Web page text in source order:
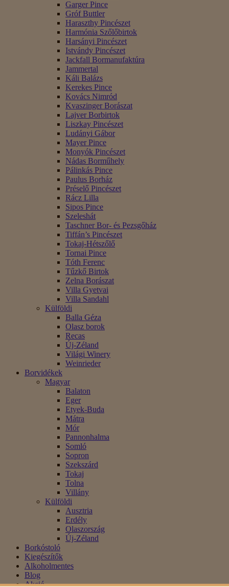
Garger Pince
Gróf Buttler
Haraszthy Pincészet
Harmónia Szőlőbirtok
Harsányi Pincészet
Istvándy Pincészet
Jackfall Bormanufaktúra
Jammertal
Káli Balázs
Kerekes Pince
Kovács Nimród
Kvaszinger Borászat
Lajver Borbirtok
Liszkay Pincészet
Ludányi Gábor
Mayer Pince
Monyók Pincészet
Nádas Borműhely
Pálinkás Pince
Paulus Borház
Préselő Pincészet
Rácz Lilla
Sipos Pince
Szeleshát
Taschner Bor- és Pezsgőház
Tiffán’s Pincészet
Tokaj-Hétszőlő
Tornai Pince
Tóth Ferenc
Tűzkő Birtok
Zelna Borászat
Villa Gyetvai
Villa Sandahl
Külföldi
Balla Géza
Olasz borok
Recas
Új-Zéland
Világi Winery
Weinrieder
Borvidékek
Magyar
Balaton
Eger
Etyek-Buda
Mátra
Mór
Pannonhalma
Somló
Sopron
Szekszárd
Tokaj
Tolna
Villány
Külföldi
Ausztria
Erdély
Olaszország
Új-Zéland
Borkóstoló
Kiegészítők
Alkoholmentes
Blog
Akció